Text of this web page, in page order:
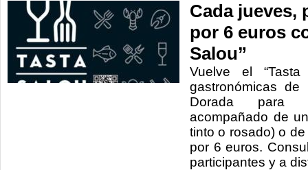
Cada jueves,
por 6 euros
Salou”
Vuelve el
gastronómicas
Dorada para
acompañado de
tinto o rosado) o
por 6 euros.
participantes y a